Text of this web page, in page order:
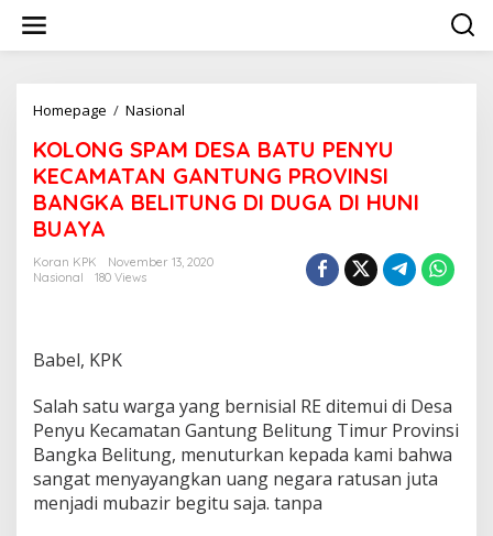
konten
Homepage / Nasional
DESA
BATU
PENYU
KECAMATAN
BANGKA
KOLONG SPAM DESA BATU PENYU
KECAMATAN GANTUNG PROVINSI
BANGKA BELITUNG DI DUGA DI HUNI
BUAYA
Koran KPK
November 13, 2020
Nasional
180 Views
Babel, KPK
Salah satu warga yang bernisial RE ditemui di Desa
Penyu Kecamatan Gantung Belitung Timur Provinsi
Bangka Belitung, menuturkan kepada kami bahwa
sangat menyayangkan uang negara ratusan juta
menjadi mubazir begitu saja. tanpa